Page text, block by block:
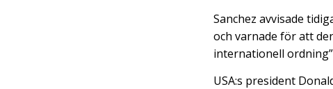
Sanchez avvisade
och varnade för att
internationell
USA:s president